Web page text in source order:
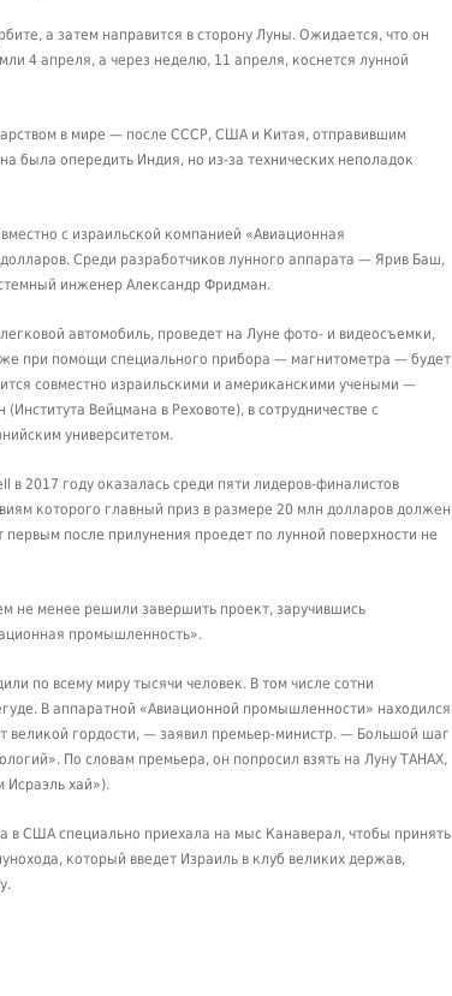
а затем направится в сторону Луны. Ожидается, что он
4 апреля, а через неделю, 11 апреля, коснется лунной
в мире — после СССР, США и Китая, отправившим
была опередить Индия, но из-за технических неполадок
с израильской компанией «Авиационная
Среди разработчиков лунного аппарата — Ярив Баш,
инженер Александр Фридман.
автомобиль, проведет на Луне фото- и видеосъемки,
при помощи специального прибора — магнитометра — будет
совместно израильскими и американскими учеными —
Вейцмана в Реховоте), в сотрудничестве с
университетом.
в 2017 году оказалась среди пяти лидеров-финалистов
которого главный приз в размере 20 млн долларов должен
после прилунения проедет по лунной поверхности не
не менее решили завершить проект, заручившись
промышленность».
по всему миру тысячи человек. В том числе сотни
В аппаратной «Авиационной промышленности» находился
великой гордости, — заявил премьер-министр. — Большой шаг
По словам премьера, он попросил взять на Луну ТАНАХ,
Исраэль хай»).
в США специально приехала на мыс Канаверал, чтобы принять
который введет Израиль в клуб великих держав,